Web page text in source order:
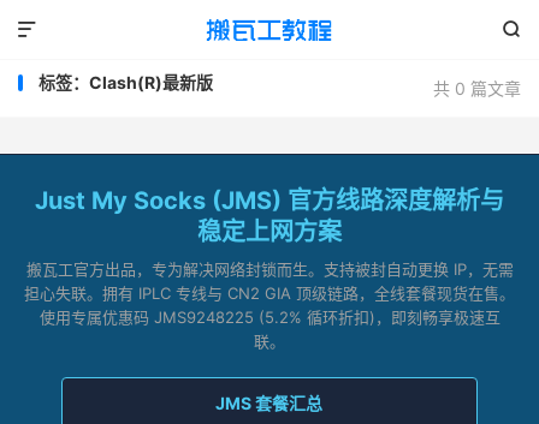


共 0 篇文章
标签：Clash(R)最新版
Just My Socks (JMS) 官方线路深度解析与
稳定上网方案
搬瓦工官方出品，专为解决网络封锁而生。支持被封自动更换 IP，无需
担心失联。拥有 IPLC 专线与 CN2 GIA 顶级链路，全线套餐现货在售。
使用专属优惠码 JMS9248225 (5.2% 循环折扣)，即刻畅享极速互
联。
JMS 套餐汇总